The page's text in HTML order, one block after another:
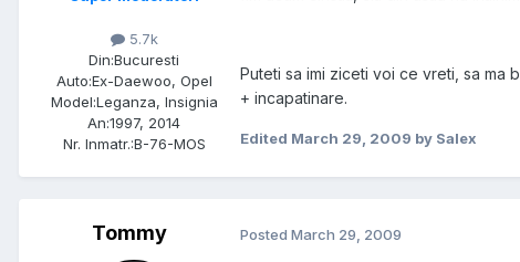
5.7k
Din:Bucuresti
Auto:Ex-Daewoo, Opel
Model:Leganza, Insignia
An:1997, 2014
Nr. Inmatr.:B-76-MOS
Puteti sa imi ziceti voi ce vreti, sa ma
+ incapatinare.
Edited March 29, 2009 by Salex
Tommy Posted March 29, 2009